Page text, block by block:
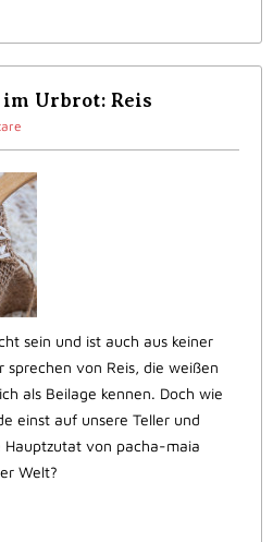
Urbrot: Reis
sein und ist auch aus keiner
sprechen von Reis, die weißen
als Beilage kennen. Doch wie
einst auf unsere Teller und
von pacha-maia
Welt?